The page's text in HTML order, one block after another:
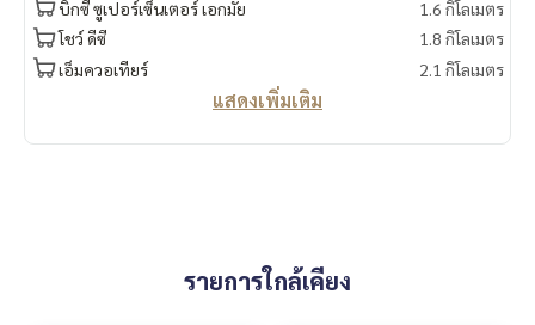
ยูนิตต่อชั้นสูงสุด 4 ยูนิต
ที่จอดรถประมาณ 192%
ที่ดินประมาณ 2 ไร่
สถานะโครงการ : สร้างเสร็จพร้อมอยู่ ปี 2562
2 Bed 2 Bath ขนาด 124.25 ตร.ม.
✨ Facilities สิ่งอำนวยความสะดวก
บิ๊กซี ซูเปอร์เซ็นเตอร์ เอกมัย
1.6 กิโลเมตร
โชว์ ดีซี
1.8 กิโลเมตร
เอ็มควอเทียร์
2.1 กิโลเมตร
แสดงเพิ่มเติม
รายการใกล้เคียง